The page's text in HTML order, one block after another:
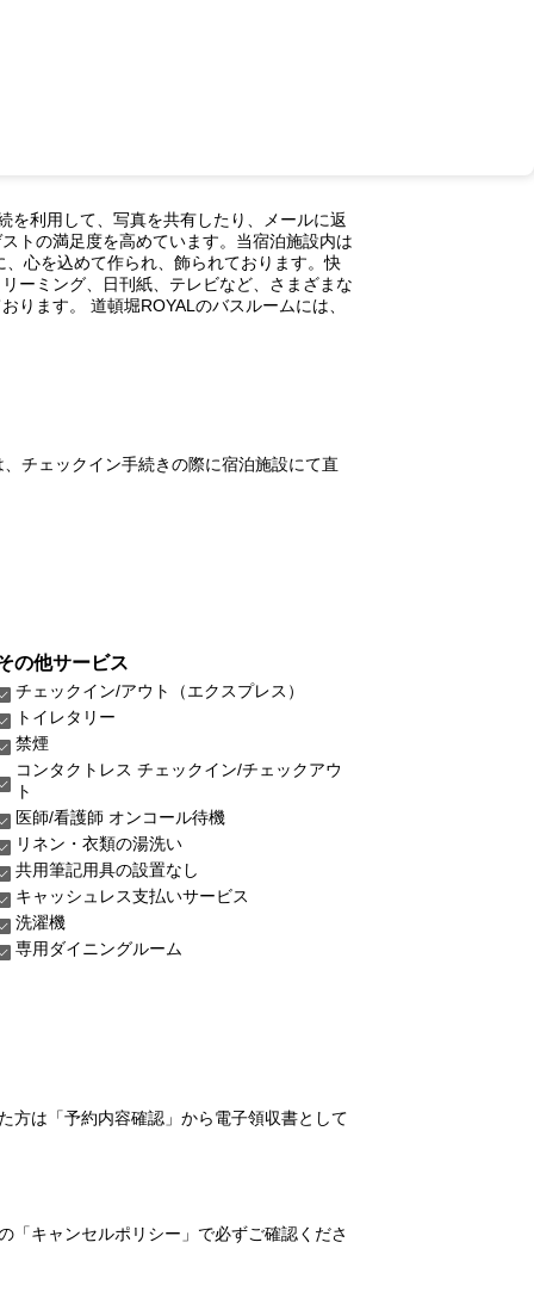
を利用して、写真を共有したり、メールに返
トの満足度を高めています。当宿泊施設内は
心を込めて作られ、飾られております。快
ーミング、日刊紙、テレビなど、さまざまな
ります。 道頓堀ROYALのバスルームには、
チェックイン手続きの際に宿泊施設にて直
の他サービス
チェックイン/アウト（エクスプレス）
トイレタリー
禁煙
コンタクトレス チェックイン/チェックアウ
ト
医師/看護師 オンコール待機
リネン・衣類の湯洗い
共用筆記用具の設置なし
キャッシュレス支払いサービス
洗濯機
専用ダイニングルーム
方は「予約内容確認」から電子領収書として
「キャンセルポリシー」で必ずご確認くださ